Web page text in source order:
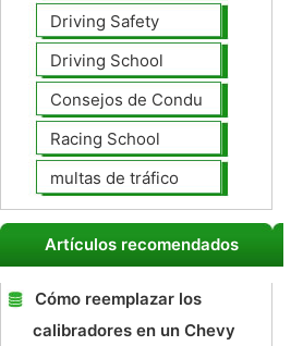
Driving Safety
Driving School
Consejos de Conducción
Racing School
multas de tráfico
Artículos recomendados
Cómo reemplazar los
calibradores en un Chevy